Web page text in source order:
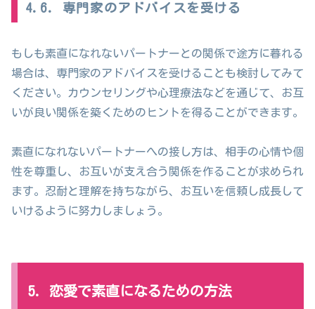
4.6. 専門家のアドバイスを受ける
もしも素直になれないパートナーとの関係で途方に暮れる
場合は、専門家のアドバイスを受けることも検討してみて
ください。カウンセリングや心理療法などを通じて、お互
いが良い関係を築くためのヒントを得ることができます。
素直になれないパートナーへの接し方は、相手の心情や個
性を尊重し、お互いが支え合う関係を作ることが求められ
ます。忍耐と理解を持ちながら、お互いを信頼し成長して
いけるように努力しましょう。
5. 恋愛で素直になるための方法